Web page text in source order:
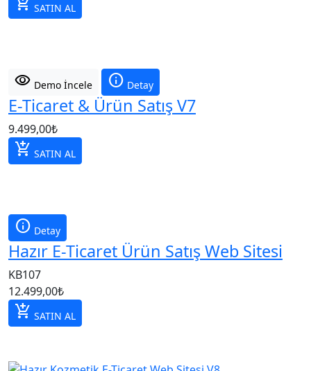
SATIN AL
visibility Demo İncele info Detay
E-Ticaret & Ürün Satış V7
9.499,00₺
add_shopping_cart SATIN AL
info Detay
Hazır E-Ticaret Ürün Satış Web Sitesi
KB107
12.499,00₺
add_shopping_cart SATIN AL